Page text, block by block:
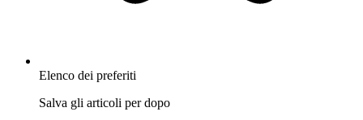
Elenco dei preferiti
Salva gli articoli per dopo